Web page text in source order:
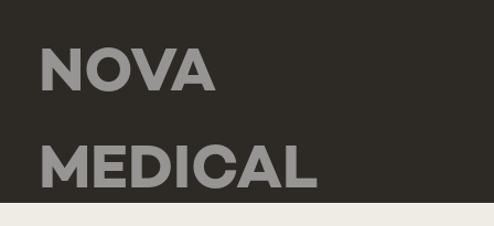
NOVA
MEDICAL